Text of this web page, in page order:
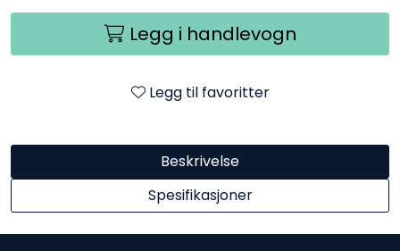
Legg i handlevogn
Legg til favoritter
Beskrivelse
Spesifikasjoner